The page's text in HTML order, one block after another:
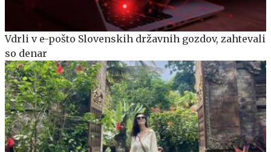
Vdrli v e-pošto Slovenskih državnih gozdov, zahtevali
so denar